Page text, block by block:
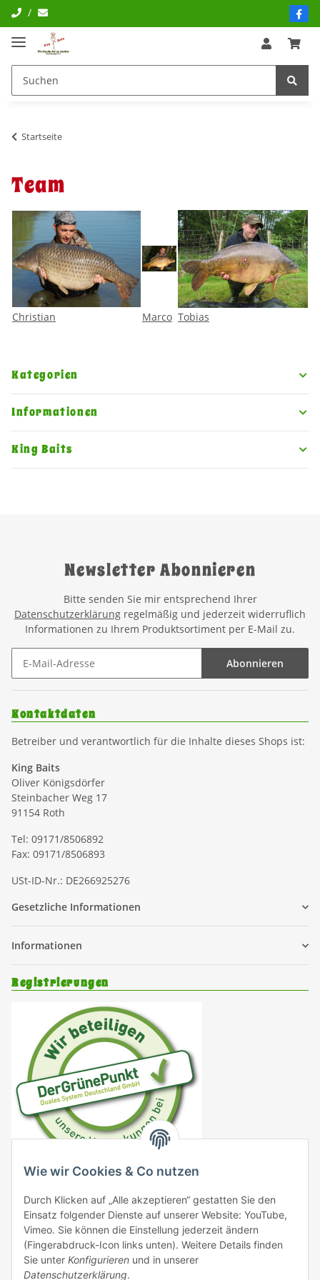
/
Startseite
Team
Christian Marco Tobias
Kategorien
Informationen
King Baits
Newsletter Abonnieren
Bitte senden Sie mir entsprechend Ihrer
Datenschutzerklärung regelmäßig und jederzeit widerruflich
Informationen zu Ihrem Produktsortiment per E-Mail zu.
Abonnieren
Kontaktdaten
Betreiber und verantwortlich für die Inhalte dieses Shops ist:
King Baits
Oliver Königsdörfer
Steinbacher Weg 17
91154 Roth
Tel: 09171/8506892
Fax: 09171/8506893
USt-ID-Nr.: DE266925276
Gesetzliche Informationen
Informationen
Registrierungen
VO (EG) 183/2005
VO (EG) 999/2001
EG 1069/2009 DE09576000137
Wie wir Cookies & Co nutzen
Durch Klicken auf „Alle akzeptieren“ gestatten Sie den
Einsatz folgender Dienste auf unserer Website: YouTube,
Vimeo. Sie können die Einstellung jederzeit ändern
(Fingerabdruck-Icon links unten). Weitere Details finden
Sie unter Konfigurieren und in unserer
Datenschutzerklärung.